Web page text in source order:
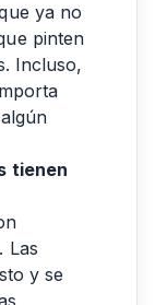
ya no
pinten
Incluso,
tienen
Las
y se